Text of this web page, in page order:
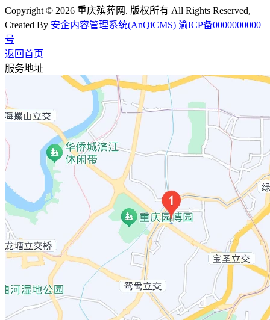
Copyright © 2026 重庆殡葬网. 版权所有 All Rights Reserved,
Created By 安企内容管理系统(AnQiCMS) 渝ICP备0000000000
号
返回首页
服务地址